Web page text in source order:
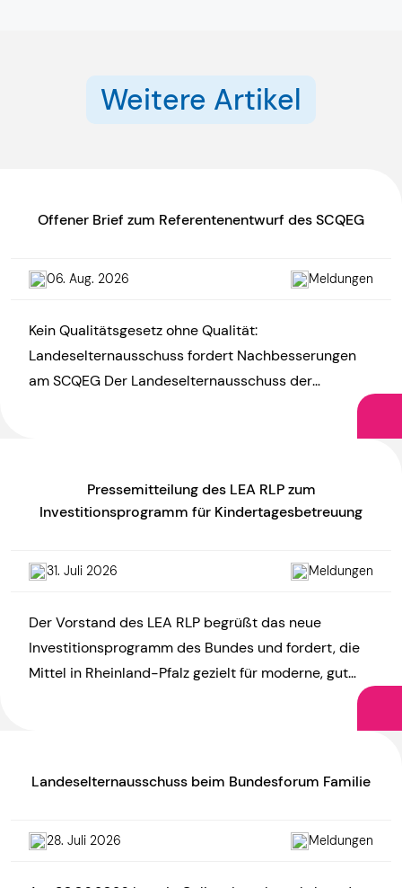
Weitere Artikel
Offener Brief zum Referentenentwurf des SCQEG
06. Aug. 2026 Meldungen
Kein Qualitätsgesetz ohne Qualität:
Landeselternausschuss fordert Nachbesserungen
am SCQEG Der Landeselternausschuss der
(SCQEG) und […]Pressemitteilung des LEA RLP zum
Investitionsprogramm für Kindertagesbetreuung
31. Juli 2026 Meldungen
Der Vorstand des LEA RLP begrüßt das neue
Investitionsprogramm des Bundes und fordert, die
Mittel in Rheinland-Pfalz gezielt für moderne, gut
Landeselternausschuss beim Bundesforum Familie
28. Juli 2026 Meldungen